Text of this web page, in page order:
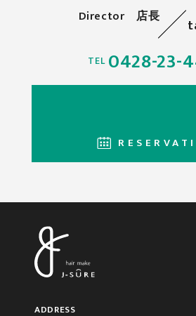
Director 店長
TEL 0428-23-
ADDRESS